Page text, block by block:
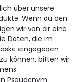
über unsere
Wenn du den
wir von dir eine
Daten, die im
eingegeben
können, bitten wir
Pseudonym